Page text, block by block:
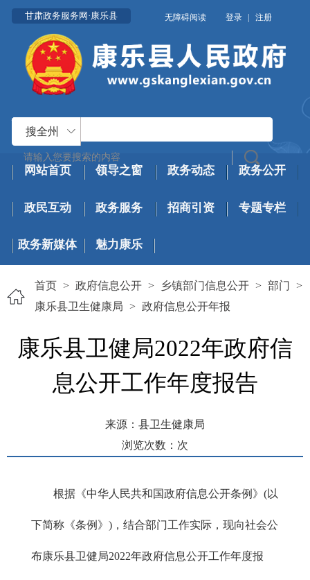
甘肃政务服务网·康乐县 无障碍阅读 登录 | 注册
搜全州
网站首页 领导之窗 政务动态 政务公开
政民互动 政务服务 招商引资 专题专栏
政务新媒体 魅力康乐
首页 > 政府信息公开 > 乡镇部门信息公开 > 部门
>
康乐县卫生健康局 > 政府信息公开年报
康乐县卫健局2022年政府信
息公开工作年度报告
来源：县卫生健康局
浏览次数： 次
根据《中华人民共和国政府信息公开条例》(以
下简称《条例》)，结合部门工作实际，现向社会公
布康乐县卫健局2022年政府信息公开工作年度报